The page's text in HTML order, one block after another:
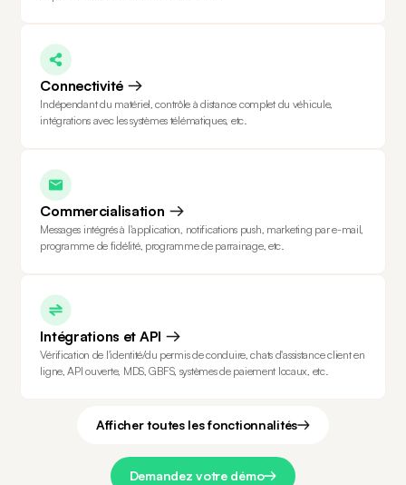
Connectivité
Indépendant du matériel, contrôle à distance complet du véhicule,
intégrations avec les systèmes télématiques, etc.
Commercialisation
Messages intégrés à l'application, notifications push, marketing par e-mail,
programme de fidélité, programme de parrainage, etc.
Intégrations et API
Vérification de l'identité/du permis de conduire, chats d'assistance client en
ligne, API ouverte, MDS, GBFS, systèmes de paiement locaux, etc.
Afficher toutes les fonctionnalités
Demandez votre démo